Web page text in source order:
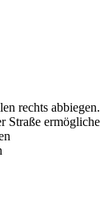
rechts
Straße